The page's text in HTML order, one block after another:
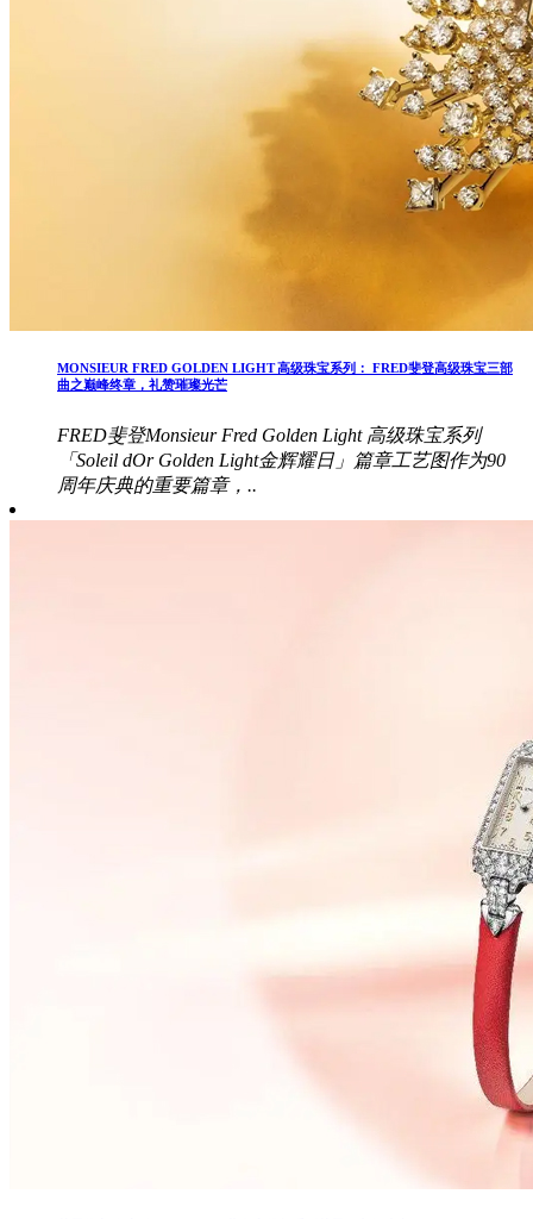
MONSIEUR FRED GOLDEN LIGHT 高级珠宝系列： FRED斐登高级珠宝三部
曲之巅峰终章，礼赞璀璨光芒
FRED斐登Monsieur Fred Golden Light 高级珠宝系列
「Soleil dOr Golden Light金辉耀日」篇章工艺图作为90
周年庆典的重要篇章，..